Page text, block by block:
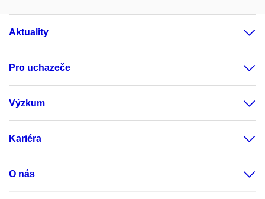
Aktuality
Pro uchazeče
Výzkum
Kariéra
O nás